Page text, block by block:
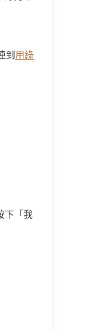
到 用綠
下「我